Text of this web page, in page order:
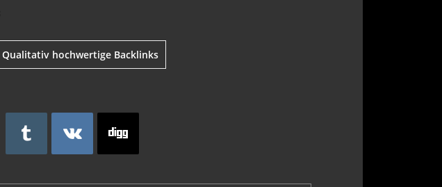
Qualitativ hochwertige Backlinks